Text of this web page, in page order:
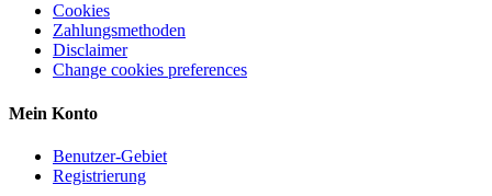
Cookies
Zahlungsmethoden
Disclaimer
Change cookies preferences
Mein Konto
Benutzer-Gebiet
Registrierung